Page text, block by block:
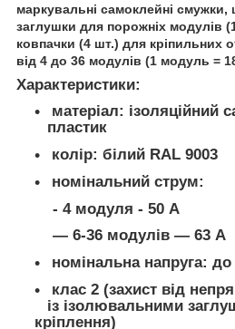
маркувальні самоклейні
заглушки для порожніх модулів
ковпачки (4 шт.) для кріпильних
від 4 до 36 модулів (1 модуль =
Характеристики:
матеріал: ізоляційний
пластик
колір: білий RAL 9003
номінальний струм:
- 4 модуля - 50 А
— 6-36 модулів — 63 А
номінальна напруга:
клас 2 (захист від
із ізолювальними
кріплення)